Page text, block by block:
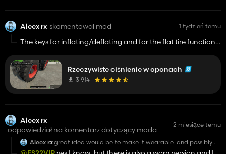
Aleex rx skomentował mod 1 tydzień temu
The keys for inflating/deflating and for the flat tire function
Rzeczywiste ciśnienie w oponach
3 914
Aleex rx
odpowiedział na komentarz dotyczący moda
2 miesiące temu
Aleex rxa great idea would be to make it wearable and possibly
make the sowing radius smaller